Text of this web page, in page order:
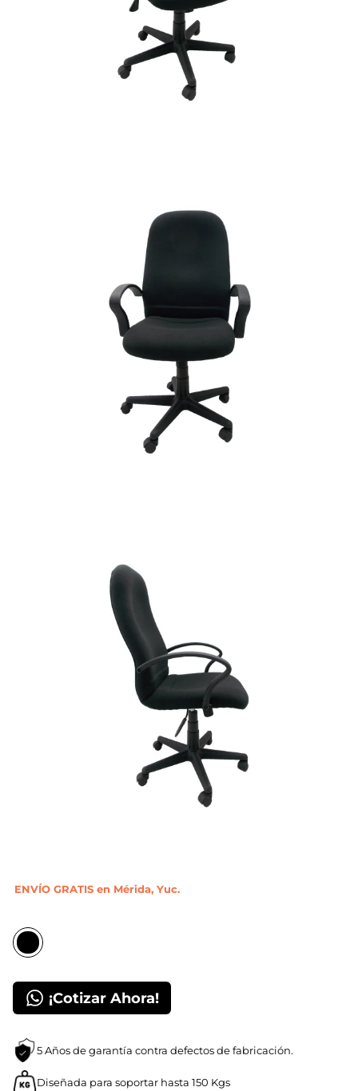
ENVÍO GRATIS en Mérida, Yuc.
¡Cotizar Ahora!
5 Años de garantía contra defectos de fabricación.
Diseñada para soportar hasta 150 Kgs